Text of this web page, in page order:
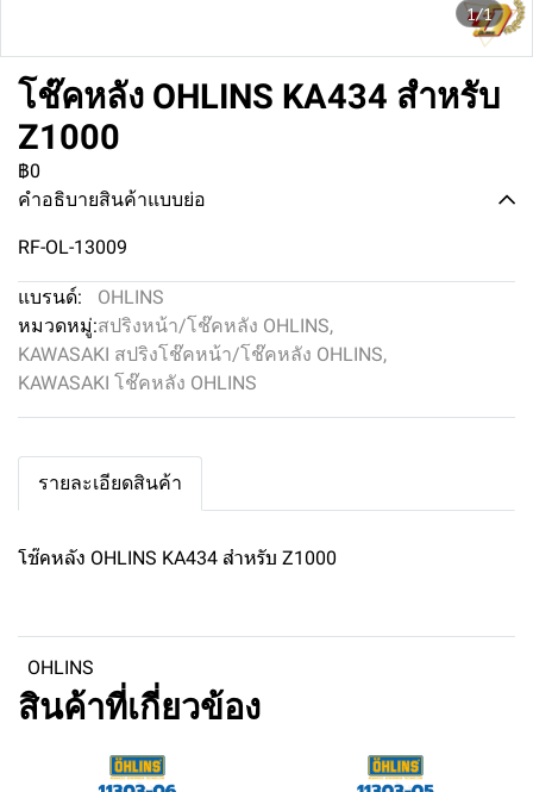
1/1
โช๊คหลัง OHLINS KA434 สำหรับ
Z1000
฿0
คำอธิบายสินค้าแบบย่อ
RF-OL-13009
แบรนด์:
OHLINS
หมวดหมู่:สปริงหน้า/โช๊คหลัง OHLINS,
KAWASAKI สปริงโช๊คหน้า/โช๊คหลัง OHLINS,
KAWASAKI โช๊คหลัง OHLINS
รายละเอียดสินค้า
โช๊คหลัง OHLINS KA434 สำหรับ Z1000
OHLINS
สินค้าที่เกี่ยวข้อง